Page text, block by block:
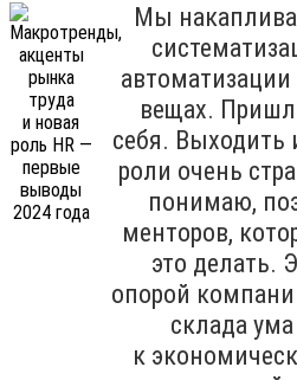
Мы
вещах.
себя. Выходить
роли очень
понимаю,
менторов,
это делать.
опорой
склада
к